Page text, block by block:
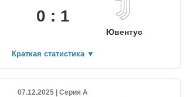
0 : 1
Ювентус
Краткая статистика ▼
07.12.2025 | Серия А